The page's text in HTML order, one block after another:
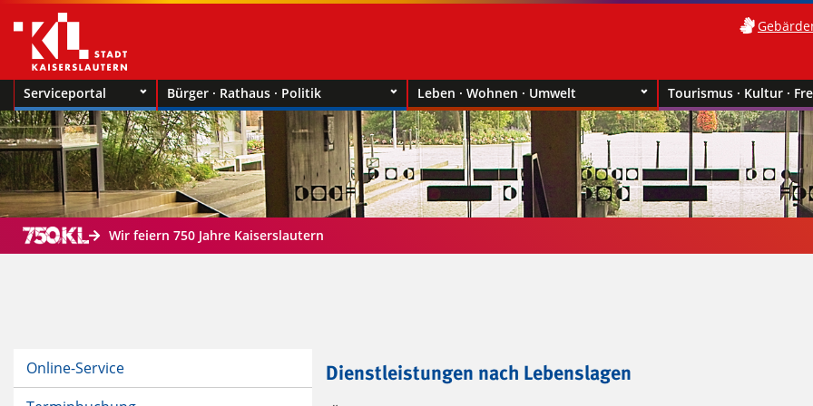
Serviceportal Bürger · Rathaus · Politik Leben · Wohnen · Umwelt Tourismus · Kultur ·
Wir feiern 750 Jahre Kaiserslautern
Online-Service
Dienstleistungen nach Lebenslagen